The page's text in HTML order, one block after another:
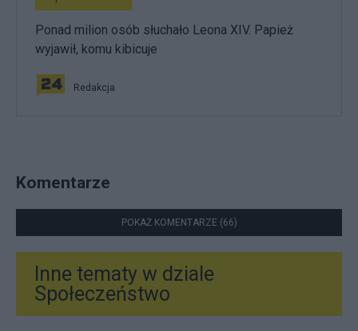
Ponad milion osób słuchało Leona XIV. Papież
wyjawił, komu kibicuje
Redakcja
Komentarze
POKAŻ KOMENTARZE (66)
Inne tematy w dziale
Społeczeństwo